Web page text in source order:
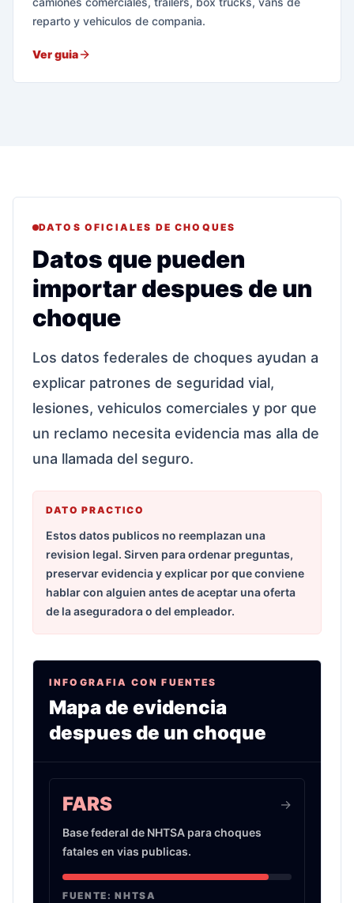
reparto y vehiculos de compania.
Ver guia
DATOS OFICIALES DE CHOQUES
Datos que pueden
importar despues de un
choque
Los datos federales de choques ayudan a
explicar patrones de seguridad vial,
lesiones, vehiculos comerciales y por que
un reclamo necesita evidencia mas alla de
una llamada del seguro.
DATO PRACTICO
Estos datos publicos no reemplazan una
revision legal. Sirven para ordenar preguntas,
preservar evidencia y explicar por que conviene
hablar con alguien antes de aceptar una oferta
de la aseguradora o del empleador.
INFOGRAFIA CON FUENTES
Mapa de evidencia
despues de un choque
FARS
Base federal de NHTSA para choques
fatales en vias publicas.
->
FUENTE:NHTSA